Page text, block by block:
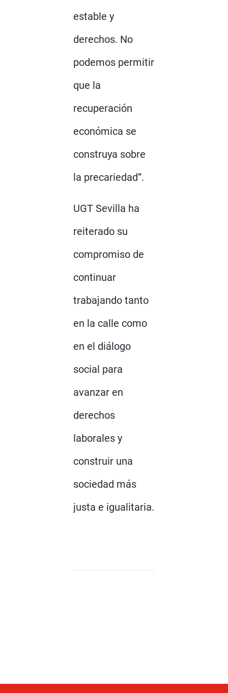
estable y
derechos. No
podemos permitir
que la
recuperación
económica se
construya sobre
la precariedad”.
UGT Sevilla ha
reiterado su
compromiso de
continuar
trabajando tanto
en la calle como
en el diálogo
social para
avanzar en
derechos
laborales y
construir una
sociedad más
justa e igualitaria.